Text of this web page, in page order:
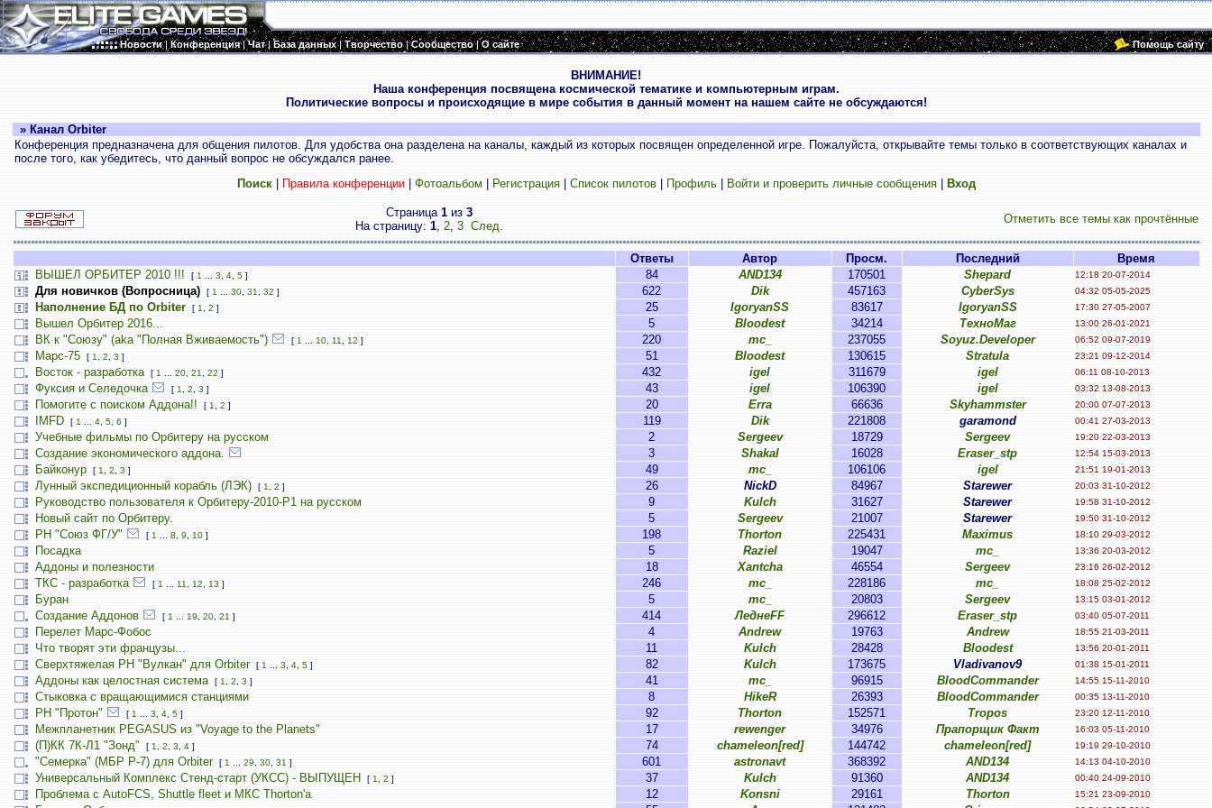
Новости|Конференция|Чат|База данных|Творчество|Сообщество|О сайте Помощь сайту
ВНИМАНИЕ!
Наша конференция посвящена космической тематике и компьютерным играм.
Политические вопросы и происходящие в мире события в данный момент на нашем сайте не обсуждаются!
» Канал Orbiter
Конференция предназначена для общения пилотов. Для удобства она разделена на каналы, каждый из которых посвящен определенной игре. Пожалуйста, открывайте темы только в соответствующих каналах и
после того, как убедитесь, что данный вопрос не обсуждался ранее.
Поиск| Правила конференции| Фотоальбом Регистрация| Список пилотов| Профиль| Войти и проверить личные сообщения| Вход
Страница 1 из 3
На страницу: 1, 2, 3 След.
Отметить все темы как прочтённые
Ответы Автор Просм. Последний
Время
ВЫШЕЛ ОРБИТЕР 2010 !!!
[ 1 3 4, 5] 84 AND134 170501 Shepard 12:18 20-07-2014
Для новичков (Вопросница) [ 1 30, 31 32 ] 622 Dik 457163 CyberSys 04:32 05-05-2025
Наполнение БД по Orbiter [ 1 2 ] 25 IgoryanSS 83617 IgoryanSS 17:30 27-05-2007
Вышел Орбитер 2016... 5 Bloodest 34214 ТехноМаг 13:00 26-01-2021
ВК к "Союзу" (aka "Полная Вживаемость") [ 1 10, 11 12 ] 220 mc_ 237055 Soyuz.Developer 06:52 09-07-2019
Марс-75 [ 1 2 3 ] 51 Bloodest 130615 Stratula 23:21 09-12-2014
Восток - разработка [ 1 20, 21 22 ] 432 igel 311679 igel 06:11 08-10-2013
Фуксия и Селедочка [ 1 2 3 ] 43 igel 106390 igel 03:32 13-08-2013
Помогите с поиском Аддона!! [ 1 2 ] 20 Erra 66636 Skyhammster 20:00 07-07-2013
IMFD [ 1 4, 5, 6 ] 119 Dik 221808 garamond 00:41 27-03-2013
Учебные фильмы по Орбитеру на русском 2 Sergeev 18729 Sergeev 19:20 22-03-2013
Создание экономического аддона. 3 Shakal 16028 Eraser_stp 12:54 15-03-2013
Байконур [ 1 2 3 ] 49 mc_ 106106 igel 21:51 19-01-2013
Лунный экспедиционный корабль (ЛЭК) [ 1 2 ] 26 NickD 84967 Starewer 20:03 31-10-2012
Руководство пользователя к Орбитеру-2010-P1 на русском 9 Kulch 31627 Starewer 19:58 31-10-2012
Новый сайт по Орбитеру. 5 Sergeev 21007 Starewer 19:50 31-10-2012
РН "Союз ФГ/У" [ 1 8 9, 10] 198 Thorton 225431 Maximus 18:10 29-03-2012
Посадка 5 Raziel 19047 mc_ 13:36 20-03-2012
Аддоны и полезности 18 Xantcha 46554 Sergeev 23:16 26-02-2012
ТКС - разработка [ 1 11 12 13 ] 246 mc_ 228186 mc_ 18:08 25-02-2012
Буран 5 mc_ 20803 Sergeev 13:15 03-01-2012
Создание Аддонов [ 1 19, 20, 21 ] 414 ЛеднеFF 296612 Eraser_stp 03:40 05-07-2011
Перелет Марс-Фобос 4 Andrew 19763 Andrew 18:55 21-03-2011
Что творят эти французы... 11 Kulch 28428 Bloodest 13:56 20-01-2011
Сверхтяжелая РН "Вулкан" для Orbiter [ 1 3 4, 5] 82 Kulch 173675 Vladivanov9 01:38 15-01-2011
Аддоны как целостная система [ 1 2 3 ] 41 mc_ 96915 BloodCommander 14:55 15-11-2010
Стыковка с вращающимися станциями 8 HikeR 26393 BloodCommander 00:35 13-11-2010
РН "Протон" [ 1 3 4, 5] 92 Thorton 152571 Tropos 23:20 12-11-2010
Межпланетник PEGASUS из "Voyage to the Planets" 17 rewenger 34976 Прапорщик Факт 16:03 05-11-2010
(П)КК 7К-Л1 "Зонд" [ 1 2 3 4] 74 chameleon[red] 144742 chameleon[red] 19:19 29-10-2010
"Семерка" (МБР Р-7) для Orbiter [ 1 29, 30, 31 ] 601 astronavt 368392 AND134 14:13 04-10-2010
Универсальный Комплекс Стенд-старт (УКСС) - ВЫПУЩЕН [ 1 2 ] 37 Kulch 91360 AND134 00:40 24-09-2010
Проблема с AutoFCS, Shuttle fleet и МКС Thorton'а 12 Konsni 29161 Thorton 15:21 23-09-2010